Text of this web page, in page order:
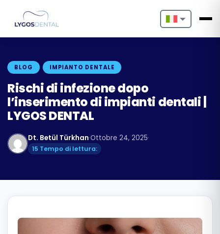
Nederlands
Deutsch
Italiano
Български
BLOG IMPIANTO DENTALE
Rischi di infezione dopo
l’inserimento di impianti dentali |
LYGOS DENTAL
Dt. Betül Türkhan·Ottobre 24, 2025·
15 Tempo di lettura: